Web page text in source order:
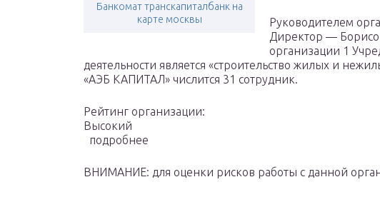
Банкомат транскапиталбанк на
карте москвы
Руководителем
Директор —
организации 1
деятельности является «строительство жилых и
«АЭБ КАПИТАЛ» числится 31 сотрудник.
Рейтинг организации:
Высокий
подробнее
ВНИМАНИЕ: для оценки рисков работы с данной